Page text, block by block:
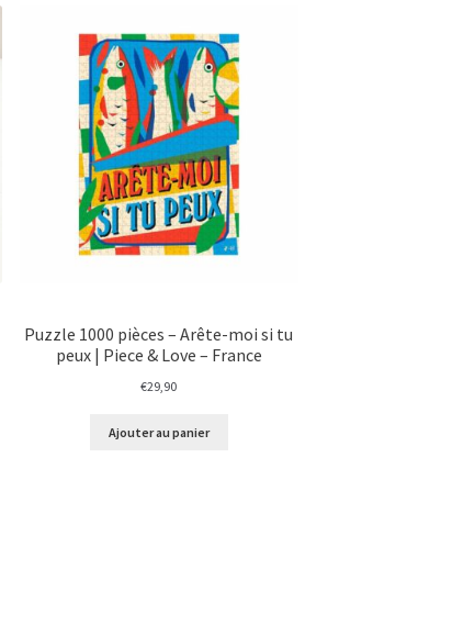
Puzzle 1000 pièces – Arête-moi si tu
peux | Piece & Love – France
€29,90
Ajouter au panier